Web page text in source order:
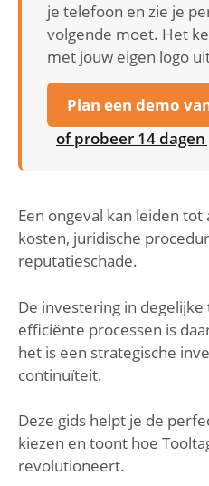
je telefoon en zie je
volgende moet. Het
met jouw eigen logo
Plan een demo
of probeer 14
Een ongeval kan leiden
kosten, juridische
reputatieschade.
De investering in
efficiënte processen is
het is een strategische
continuïteit.
Deze gids helpt je de
kiezen en toont hoe
revolutioneert.